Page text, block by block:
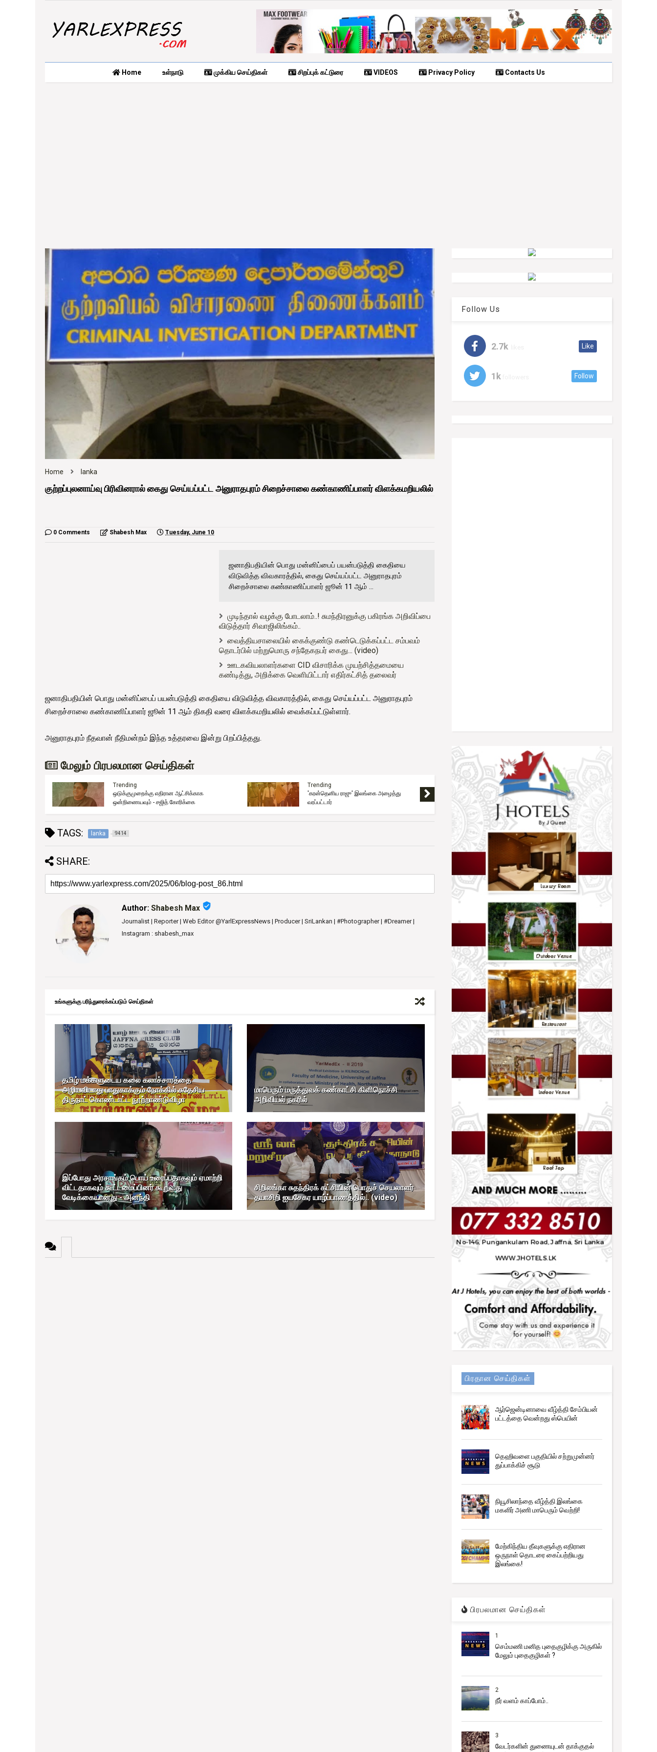
Home உள்நாடு முக்கிய செய்திகள் சிறப்புக் கட்டுரை VIDEOS Privacy Policy Contacts Us
Home lanka
குற்றப்புலனாய்வு பிரிவினரால் கைது செய்யப்பட்ட அனுராதபுரம் சிறைச்சாலை கண்காணிப்பாளர் விளக்கமறியலில்
0 Comments Shabesh Max Tuesday, June 10
ஜனாதிபதியின் பொது மன்னிப்பைப் பயன்படுத்தி கைதியை
விடுவித்த விவகாரத்தில், கைது செய்யப்பட்ட அனுராதபுரம்
சிறைச்சாலை கண்காணிப்பாளர் ஜூன் 11 ஆம் ...
முடிந்தால் வழக்கு போடலாம்..! சுமந்திரனுக்கு பகிரங்க அறிவிப்பை
விடுத்தார் சிவாஜிலிங்கம்..
வைத்தியசாலையில் கைக்குண்டு கண்டெடுக்கப்பட்ட சம்பவம்
தொடர்பில் மற்றுமொரு சந்தேகநபர் கைது... (video)
ஊடகவியலாளர்களை CID விசாரிக்க முயற்சித்தமையை
கண்டித்து, அறிக்கை வெளியிட்டார் எதிர்கட்சித் தலைவர்
ஜனாதிபதியின் பொது மன்னிப்பைப் பயன்படுத்தி கைதியை விடுவித்த விவகாரத்தில், கைது செய்யப்பட்ட அனுராதபுரம்
சிறைச்சாலை கண்காணிப்பாளர் ஜூன் 11 ஆம் திகதி வரை விளக்கமறியலில் வைக்கப்பட்டுள்ளார்.
அனுராதபுரம் நீதவான் நீதிமன்றம் இந்த உத்தரவை இன்று பிறப்பித்தது.
மேலும் பிரபலமான செய்திகள்
Trending
ஒடுக்குமுறைக்கு எதிரான ஆட்சிக்காக
ஒன்றிணையவும் - சஜித் கோரிக்கை
Trending
'கரன்தெனிய ராஜு' இலங்கை அழைத்து
வரப்பட்டார்
Trending
நிர்ணயிக்கப்பட்ட திகதிகளில் பரீட்சைகள்
நடைபெறும் - ஆணையாளர் நாயகம்
TAGS: lanka 9414
SHARE:
Author: Shabesh Max verified_user
Journalist | Reporter | Web Editor @YarlExpressNews | Producer | SriLankan | #Photographer | #Dreamer |
Instagram : shabesh_max
உங்களுக்கு பரிந்துரைக்கப்படும் செய்திகள்
தமிழ் மக்களுடைய கலை கலாச்சாரத்தை
அழியவிடாது பாதுகாக்கும் நோக்கில் சுதேசிய
திருநாட் கொண்டாட்ட நூற்றாண்டுவிழா
மாபெரும் மருத்துவக் கண்காட்சி கிளிநொச்சி
அறிவியல் நகரில்
இப்போது அரசாங்கம் பொய் உரைப்பதாகவும் ஏமாற்றி
விட்டதாகவும் கூட்டமைப்பினர் கூறுவது
வேடிக்கையானது - அனந்தி
சிறிலங்கா சுதந்திரக் கட்சியின் பொதுச் செயலாளர்
தயாசிறி ஐயசேகர யாழ்ப்பாணத்தில்.. (video)
Follow Us
2.7k Like
1k Follow
பிரதான செய்திகள்
ஆர்ஜென்டினாவை வீழ்த்தி சேம்பியன்
பட்டத்தை வென்றது ஸ்பெயின்
தெஹிவளை பகுதியில் சற்றுமுன்னர்
துப்பாக்கிச் சூடு
நியூசிலாந்தை வீழ்த்தி இலங்கை
மகளிர் அணி மாபெரும் வெற்றி!
மேற்கிந்திய தீவுகளுக்கு எதிரான
ஒருநாள் தொடரை கைப்பற்றியது
இலங்கை!
பிரபலமான செய்திகள்
1
செம்மணி மனித புதைகுழிக்கு அருகில்
மேலும் புதைகுழிகள் ?
2
நீர் வளம் காப்போம்..
3
வேடர்களின் துணையுடன் தாக்குதல்